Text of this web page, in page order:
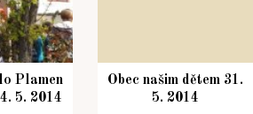
Plamen
5. 2014
Obec našim dětem 31.
5. 2014